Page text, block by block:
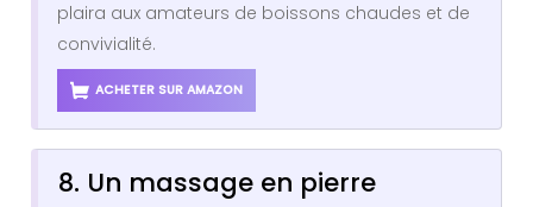
plaira aux amateurs de boissons chaudes et de
convivialité.
ACHETER SUR AMAZON
8. Un massage en pierre